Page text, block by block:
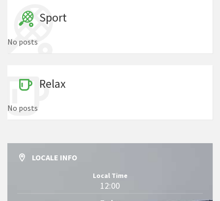
Sport
No posts
Relax
No posts
LOCALE INFO
Local Time
12:00